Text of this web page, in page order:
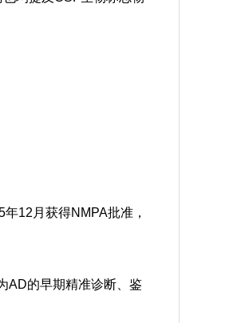
12月获得NMPA批准，
AD的早期精准诊断、鉴